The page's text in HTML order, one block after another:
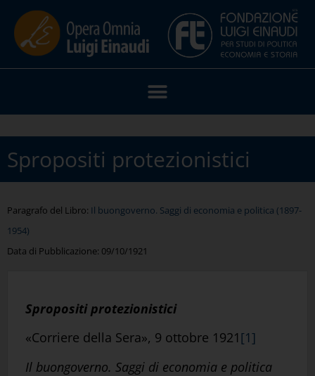
Spropositi protezionistici
Paragrafo del Libro: Il buongoverno. Saggi di economia e politica (1897-
1954)
Data di Pubblicazione: 09/10/1921
Spropositi protezionistici
«Corriere della Sera», 9 ottobre 1921 [1]
Il buongoverno. Saggi di economia e politica